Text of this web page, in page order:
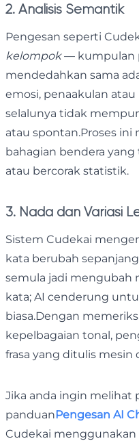
2. Analisis Semantik
Pengesan seperti
kelompok— kumpulan
mendedahkan sama
emosi, penaakulan atau
selalunya tidak
atau spontan.Proses
bahagian bendera
atau bercorak statistik.
3. Nada dan Variasi
Sistem Cudekai
kata berubah
semula jadi mengubah
kata; AI cenderung
biasa.Dengan
kepelbagaian tonal,
frasa yang ditulis mesin
Jika anda ingin melihat
panduanPengesan AI
Cudekai